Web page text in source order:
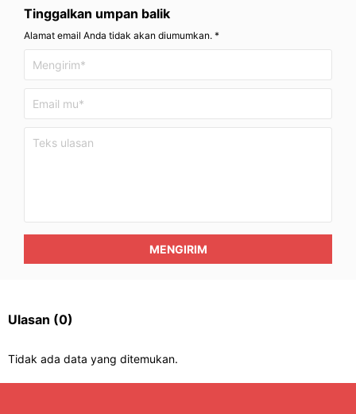
Tinggalkan umpan balik
Alamat email Anda tidak akan diumumkan. *
MENGIRIM
Ulasan (0)
Tidak ada data yang ditemukan.